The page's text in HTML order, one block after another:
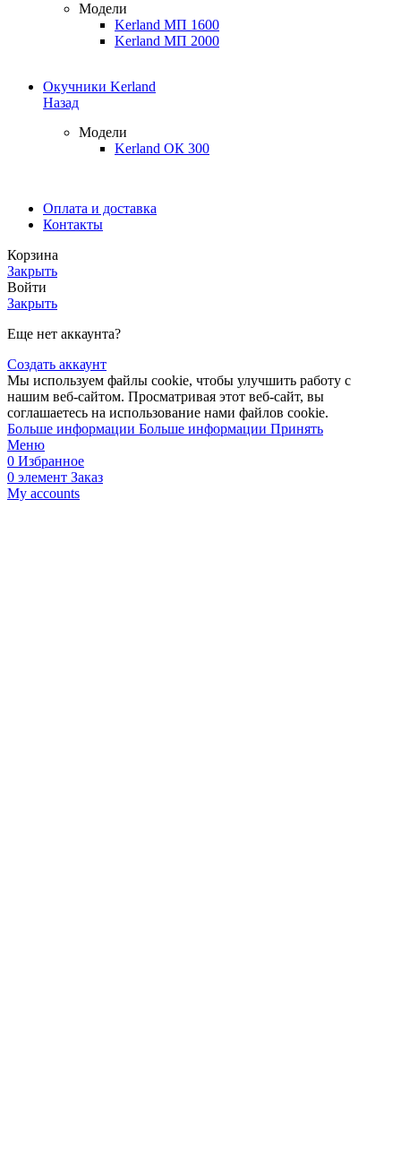
Модели
Kerland МП 1600
Kerland МП 2000
Окучники Kerland
Назад
Модели
Kerland ОК 300
Оплата и доставка
Контакты
Корзина
Закрыть
Войти
Закрыть
Еще нет аккаунта?
Создать аккаунт
Мы используем файлы cookie, чтобы улучшить работу с
нашим веб-сайтом. Просматривая этот веб-сайт, вы
соглашаетесь на использование нами файлов cookie.
Больше информации Больше информации Принять
Меню
0 Избранное
0 элемент Заказ
My accounts